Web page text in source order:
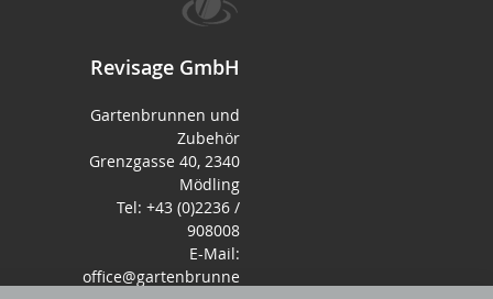
Revisage GmbH
Gartenbrunnen und
Zubehör
Grenzgasse 40, 2340
Mödling
Tel: +43 (0)2236 /
908008
E-Mail:
office@gartenbrunne